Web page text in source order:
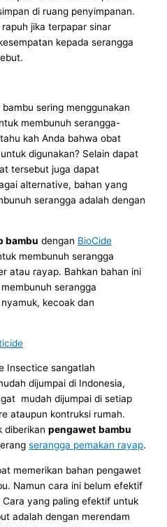
di ruang penyimpanan.
jika terpapar sinar
kepada serangga
sering menggunakan
membunuh serangga-
kah Anda bahwa obat
digunakan? Selain dapat
tersebut juga dapat
alternative, bahan yang
serangga adalah dengan
bambu dengan BioCide
membunuh serangga
atau rayap. Bahkan bahan ini
serangga
kecoak dan
Insectice sangatlah
dijumpai di Indonesia,
mudah dijumpai di setiap
ataupun kontruksi rumah.
diberikanpengawet bambu
serangga pemakan rayap.
memerikan bahan pengawet
Namun cara ini belum efektif
yang paling efektif untuk
adalah dengan merendam